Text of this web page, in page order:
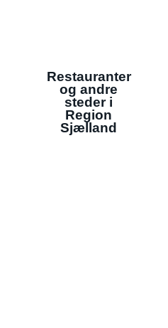
Restauranter
og andre
steder i
Region
Sjælland